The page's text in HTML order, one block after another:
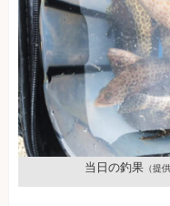
当日の釣果（提